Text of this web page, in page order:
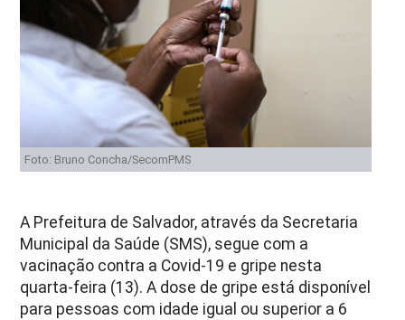
Foto: Bruno Concha/SecomPMS
A Prefeitura de Salvador, através da Secretaria
Municipal da Saúde (SMS), segue com a
vacinação contra a Covid-19 e gripe nesta
quarta-feira (13). A dose de gripe está disponível
para pessoas com idade igual ou superior a 6